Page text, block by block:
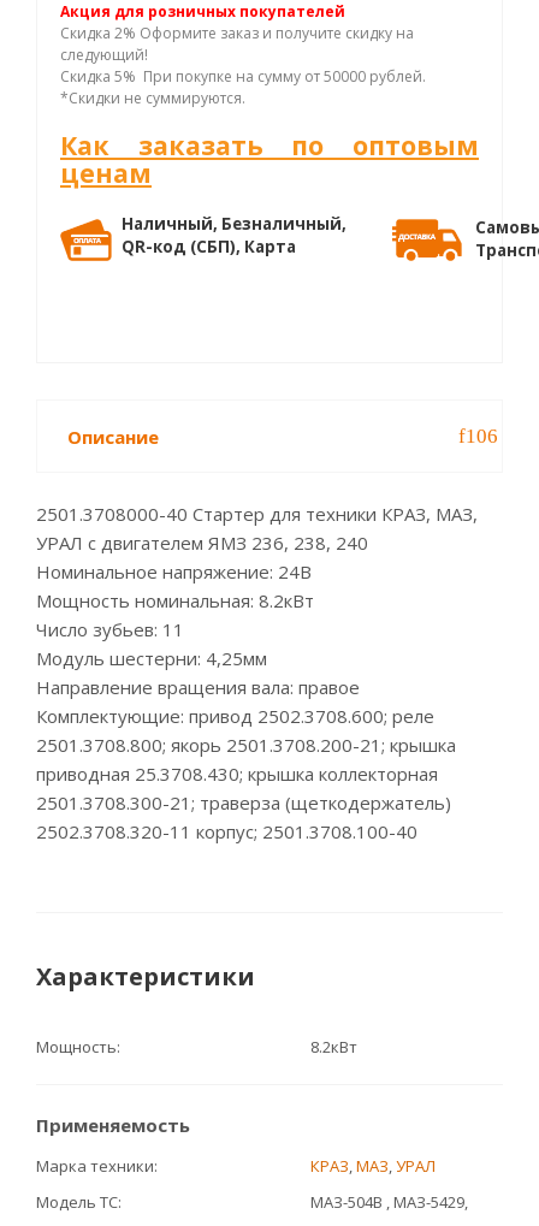
Акция для розничных покупателей
Скидка 2% Оформите заказ и получите скидку на
следующий!
Скидка 5% При покупке на сумму от 50000 рублей.
*Скидки не суммируются.
Как заказать по оптовым
ценам
Наличный, Безналичный,
QR-код (СБП), Карта
Описание
2501.3708000-40 Стартер для техники КРАЗ, МАЗ,
УРАЛ с двигателем ЯМЗ 236, 238, 240
Номинальное напряжение: 24В
Мощность номинальная: 8.2кВт
Число зубьев: 11
Модуль шестерни: 4,25мм
Направление вращения вала: правое
Комплектующие: привод 2502.3708.600; реле
2501.3708.800; якорь 2501.3708.200-21; крышка
приводная 25.3708.430; крышка коллекторная
2501.3708.300-21; траверза (щеткодержатель)
2502.3708.320-11 корпус; 2501.3708.100-40
Характеристики
Мощность 8.2кВт
Применяемость
Марка техники КРАЗ,МАЗ,УРАЛ
Модель ТС
МАЗ-504В , МАЗ-5429,